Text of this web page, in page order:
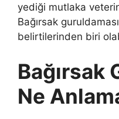
yediği mutlaka
Bağırsak
belirtilerinden biri
Bağırsak
Ne